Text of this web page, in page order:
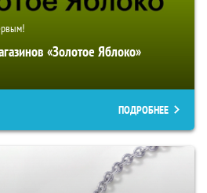
«Золотое Яблоко»
ПОДРОБНЕЕ